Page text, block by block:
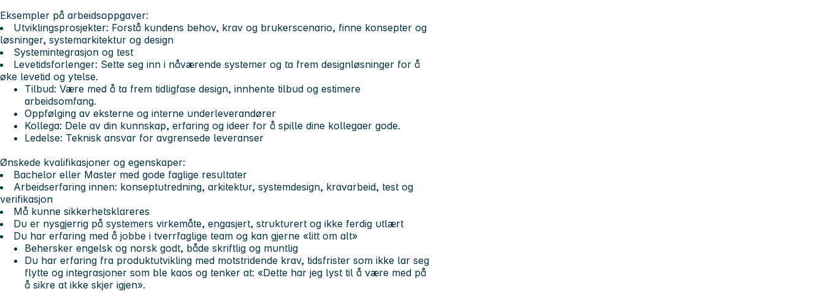
Eksempler på arbeidsoppgaver:
Utviklingsprosjekter: Forstå kundens behov, krav og brukerscenario, finne konsepter og
løsninger, systemarkitektur og design
Systemintegrasjon og test
Levetidsforlenger: Sette seg inn i nåværende systemer og ta frem designløsninger for å
øke levetid og ytelse.
Tilbud: Være med å ta frem tidligfase design, innhente tilbud og estimere
arbeidsomfang.
Oppfølging av eksterne og interne underleverandører
Kollega: Dele av din kunnskap, erfaring og ideer for å spille dine kollegaer gode.
Ledelse: Teknisk ansvar for avgrensede leveranser
Ønskede kvalifikasjoner og egenskaper:
Bachelor eller Master med gode faglige resultater
Arbeidserfaring innen: konseptutredning, arkitektur, systemdesign, kravarbeid, test og
verifikasjon
Må kunne sikkerhetsklareres
Du er nysgjerrig på systemers virkemåte, engasjert, strukturert og ikke ferdig utlært
Du har erfaring med å jobbe i tverrfaglige team og kan gjerne «litt om alt»
Behersker engelsk og norsk godt, både skriftlig og muntlig
Du har erfaring fra produktutvikling med motstridende krav, tidsfrister som ikke lar seg
flytte og integrasjoner som ble kaos og tenker at: «Dette har jeg lyst til å være med på
å sikre at ikke skjer igjen».